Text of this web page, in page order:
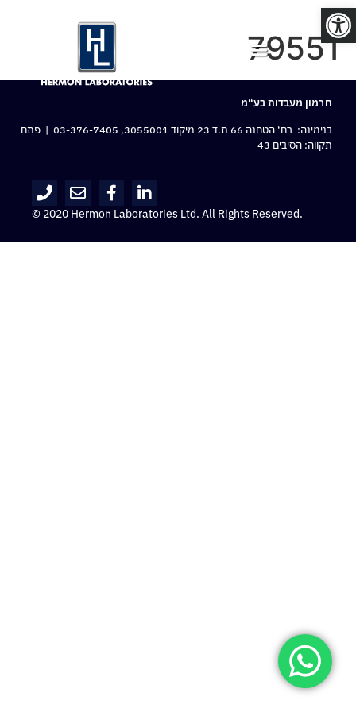
פתח סרגל נגישות
79551
חרמון מעבדות בע“מ
בנימינה: רח‘ הטחנה 66 ת.ד 23 מיקוד 3055001,
03-376-7405 | פתח
תקווה: הסיבים 43
© 2020 Hermon Laboratories Ltd. All Rights Reserved.